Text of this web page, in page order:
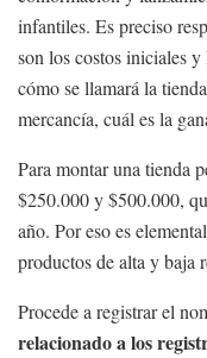
infantiles. Es preciso
son los costos iniciales
cómo se llamará la
mercancía, cuál es la
Para montar una tienda
$250.000 y $500.000,
año. Por eso es
productos de alta y baja
Procede a registrar el
relacionado a los